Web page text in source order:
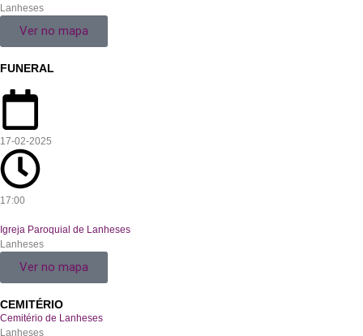
Lanheses
Ver no mapa
FUNERAL
17-02-2025
17:00
Igreja Paroquial de Lanheses
Lanheses
Ver no mapa
CEMITÉRIO
Cemitério de Lanheses
Lanheses